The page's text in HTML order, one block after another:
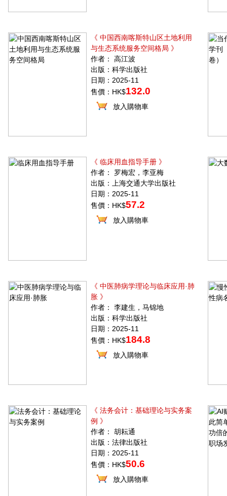
《 中国西南喀斯特山区土地利用
与生态系统服务空间格局 》
作者： 高江波
出版：科学出版社
日期：2025-11
售價：HK$132.0
放入購物車
《 临床用血指导手册 》
作者： 罗梅宏，李亚梅
出版：上海交通大学出版社
日期：2025-11
售價：HK$57.2
放入購物車
《 中医肺病学理论与临床应用·肺
胀 》
作者： 李建生，马锦地
出版：科学出版社
日期：2025-11
售價：HK$184.8
放入購物車
《 法务会计：基础理论与实务案
例 》
作者： 胡耘通
出版：法律出版社
日期：2025-11
售價：HK$50.6
放入購物車